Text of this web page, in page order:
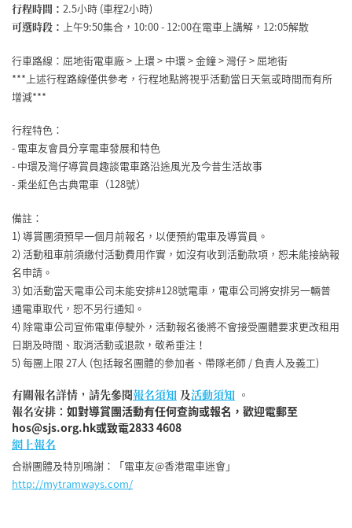
行程時間： 2.5小時 (車程2小時)
可選時段： 上午9:50集合，10:00 - 12:00在電車上講解，12:05解散
行車路線：屈地街電車廠 > 上環 > 中環 > 金鐘 > 灣仔 > 屈地街
***上述行程路線僅供參考，行程地點將視乎活動當日天氣或時間而有所
增減***
行程特色：
- 電車友會員分享電車發展和特色
- 中環及灣仔導賞員趣談電車路沿途風光及今昔生活故事
- 乘坐紅色古典電車（128號）
備註：
1) 導賞團須預早一個月前報名，以便預約電車及導賞員。
2) 活動租車前須繳付活動費用作實，如沒有收到活動款項，恕未能接納報
名申請。
3) 如活動當天電車公司未能安排#128號電車，電車公司將安排另一輛普
通電車取代，恕不另行通知。
4) 除電車公司宣佈電車停駛外，活動報名後將不會接受團體要求更改租用
日期及時間、取消活動或退款，敬希垂注！
5) 每團上限 27人 (包括報名團體的參加者、帶隊老師 / 負責人及義工)
有關報名詳情，​請先參閱報名須知 及活動須知 。
報名安排： 如對導賞團活動有任何查詢或報名，歡迎電郵至
hos@sjs.org.hk或致電2833 4608
網上報名
合辦團體及特別鳴謝：「電車友@香港電車迷會」
http://mytramways.com/